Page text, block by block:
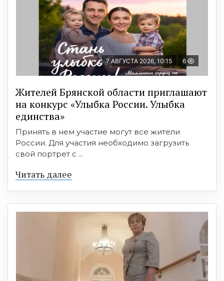
7 АВГУСТА 2026, 10:15 6
Жителей Брянской области приглашают
на конкурс «Улыбка России. Улыбка
единства»
Принять в нем участие могут все жители
России. Для участия необходимо загрузить
свой портрет с ...
Читать далее